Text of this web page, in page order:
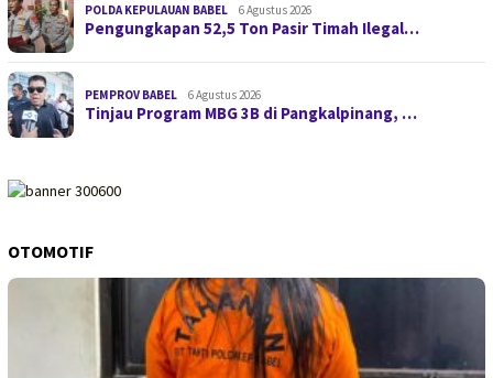
POLDA KEPULAUAN BABEL 6 Agustus 2026
Pengungkapan 52,5 Ton Pasir Timah Ilegal…
PEMPROV BABEL 6 Agustus 2026
Tinjau Program MBG 3B di Pangkalpinang, …
OTOMOTIF